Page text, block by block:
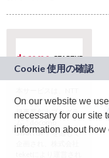
ドコモグループの新
規事業創出プログラ
ム「docomo
STARTUP」を通じて
On our website we
necessary for our site
information about how